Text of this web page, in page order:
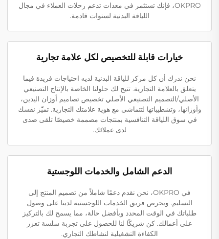
OKPRO، فإنك تستثمر في معدات تدعم رحلات العملاء في مجال
اللياقة البدنية لسنوات قادمة.
خيارات قابلة للتخصيص لكل علامة تجارية
نحن ندرك أن كل مركز للياقة البدنية لديه احتياجات فريدة فيما
يتعلق بالعلامة التجارية. تتيح لك حلولنا الخاصة بالإنتاج التصنيعي
الأصلي/التصميم التصنيعي الأصلي تخصيص تصاميم أوزان اليدين،
وأوزانها، وتشطيباتها لتتماشى مع هوية علامتك التجارية. تميّز نفسك
في سوق اللياقة التنافسية بمنتجات مصممة خصيصًا تلقى صدى
لدى عملائك.
الدعم الشامل والخدمات اللوجستية
في OKPRO، نحن نقدم دعمًا شاملاً من تصميم المنتج إلى
التسليم. ويحرص فريق الخدمات اللوجستية لدينا على وصول
طلباتك في الوقت المحدد وبأفضل حالة، مما يسمح لك بالتركيز
على أعمالك. كن شريكًا لنا للحصول على تجربة سلسة تعزز
الكفاءة التشغيلية لنشاطك التجاري.